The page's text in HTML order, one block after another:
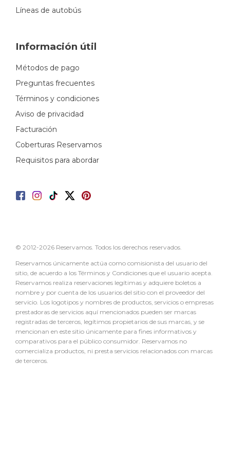
Líneas de autobús
Información útil
Métodos de pago
Preguntas frecuentes
Términos y condiciones
Aviso de privacidad
Facturación
Coberturas Reservamos
Requisitos para abordar
© 2012-2026 Reservamos. Todos los derechos reservados.
Reservamos únicamente actúa como comisionista del usuario del
sitio, de acuerdo a los Términos y Condiciones que el usuario acepta.
Reservamos realiza reservaciones legítimas y adquiere boletos a
nombre y por cuenta de los usuarios del sitio con el proveedor del
servicio. Los logotipos y nombres de productos, servicios o empresas
prestadoras de servicios aquí mencionados pueden ser marcas
registradas de terceros, legítimos propietarios de sus marcas, y se
mencionan en este sitio únicamente para fines informativos y
comparativos para el público consumidor. Reservamos no
comercializa productos, ni presta servicios relacionados con marcas
de terceros.